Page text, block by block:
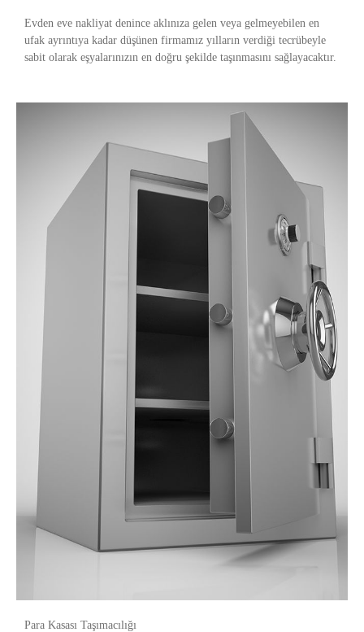
Evden eve nakliyat denince aklınıza gelen veya gelmeyebilen en
ufak ayrıntıya kadar düşünen firmamız yılların verdiği tecrübeyle
sabit olarak eşyalarınızın en doğru şekilde taşınmasını sağlayacaktır.
Para Kasası Taşımacılığı